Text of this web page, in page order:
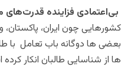
بی‌اعتمادی فزاینده قدرت‌های
کشورهایی چون ایران، پاکستان،
بعضی ها دوگانه باب تعامل با
ها از شناسایی طالبان انکار کرده